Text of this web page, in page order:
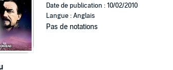
Date de publication : 10/02/2010
Langue : Anglais
Pas de notations